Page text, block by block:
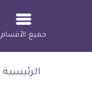
جميع الأقسام
الرئيسية